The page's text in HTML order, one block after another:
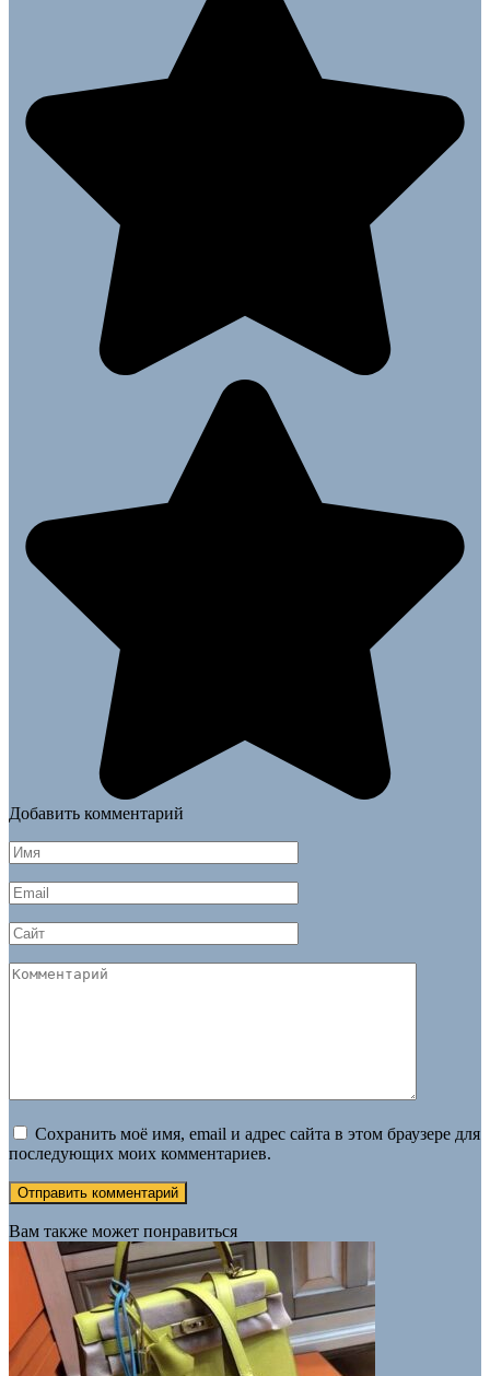
Добавить комментарий
Имя
*
Email
*
Сайт
Комментарий
Сохранить моё имя, email и адрес сайта в этом браузере для
последующих моих комментариев.
Вам также может понравиться